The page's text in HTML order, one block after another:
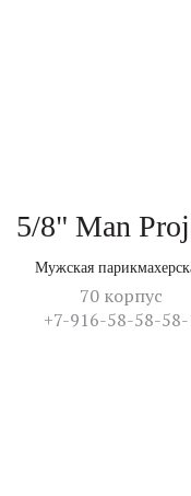
5/8" Man
Мужская
70 корпус
+7-916-58-58-58-